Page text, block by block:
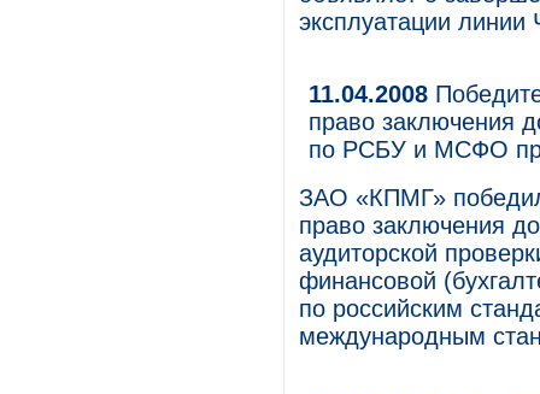
эксплуатации
11.04.2008
право заключения
по РСБУ и МСФО
ЗАО «КПМГ»
право заключения
аудиторской
финансовой
по российским
международным